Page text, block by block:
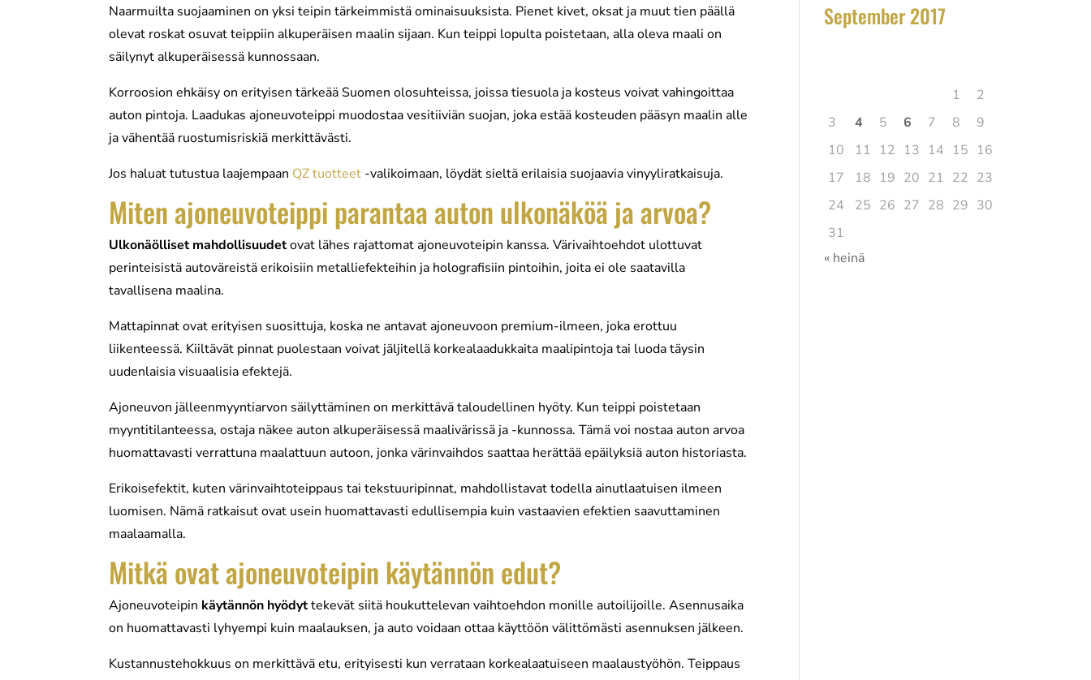
Naarmuilta suojaaminen on yksi teipin tärkeimmistä ominaisuuksista. Pienet kivet, oksat ja muut tien päällä
olevat roskat osuvat teippiin alkuperäisen maalin sijaan. Kun teippi lopulta poistetaan, alla oleva maali on
säilynyt alkuperäisessä kunnossaan.
Korroosion ehkäisy on erityisen tärkeää Suomen olosuhteissa, joissa tiesuola ja kosteus voivat vahingoittaa
auton pintoja. Laadukas ajoneuvoteippi muodostaa vesitiiviän suojan, joka estää kosteuden pääsyn maalin alle
ja vähentää ruostumisriskiä merkittävästi.
Jos haluat tutustua laajempaan QZ tuotteet -valikoimaan, löydät sieltä erilaisia suojaavia vinyyliratkaisuja.
Miten ajoneuvoteippi parantaa auton ulkonäköä ja arvoa?
Ulkonäölliset mahdollisuudetovat lähes rajattomat ajoneuvoteipin kanssa. Värivaihtoehdot ulottuvat
perinteisistä autoväreistä erikoisiin metalliefekteihin ja holografisiin pintoihin, joita ei ole saatavilla
tavallisena maalina.
Mattapinnat ovat erityisen suosittuja, koska ne antavat ajoneuvoon premium-ilmeen, joka erottuu
liikenteessä. Kiiltävät pinnat puolestaan voivat jäljitellä korkealaadukkaita maalipintoja tai luoda täysin
uudenlaisia visuaalisia efektejä.
Ajoneuvon jälleenmyyntiarvon säilyttäminen on merkittävä taloudellinen hyöty. Kun teippi poistetaan
myyntitilanteessa, ostaja näkee auton alkuperäisessä maalivärissä ja -kunnossa. Tämä voi nostaa auton arvoa
huomattavasti verrattuna maalattuun autoon, jonka värinvaihdos saattaa herättää epäilyksiä auton historiasta.
Erikoisefektit, kuten värinvaihtoteippaus tai tekstuuripinnat, mahdollistavat todella ainutlaatuisen ilmeen
luomisen. Nämä ratkaisut ovat usein huomattavasti edullisempia kuin vastaavien efektien saavuttaminen
maalaamalla.
Mitkä ovat ajoneuvoteipin käytännön edut?
Ajoneuvoteipin käytännön hyödyttekevät siitä houkuttelevan vaihtoehdon monille autoilijoille. Asennusaika
on huomattavasti lyhyempi kuin maalauksen, ja auto voidaan ottaa käyttöön välittömästi asennuksen jälkeen.
Kustannustehokkuus on merkittävä etu, erityisesti kun verrataan korkealaatuiseen maalaustyöhön. Teippaus
September 2017
1
2
3
4 5 6 7 8
9
10
11 12 13 14 15 16
17
18 19 20 21 22 23
24
25 26 27 28 29 30
31
« heinä